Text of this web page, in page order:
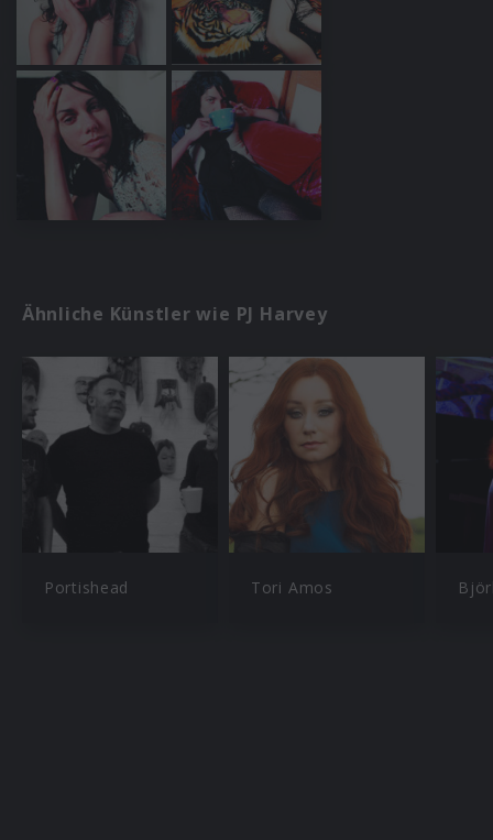
Ähnliche Künstler wie PJ Harvey
Portishead Tori Amos